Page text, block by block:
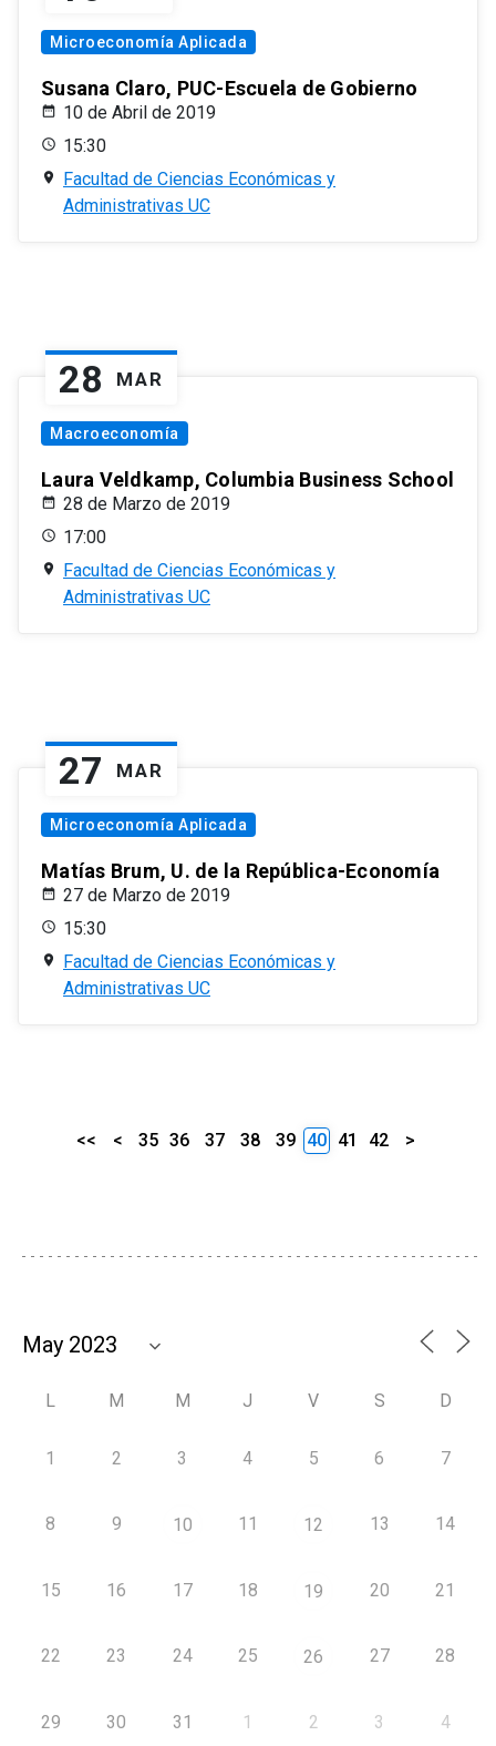
Microeconomía Aplicada
Susana Claro, PUC-Escuela de Gobierno
10 de Abril de 2019
15:30
Facultad de Ciencias Económicas y
Administrativas UC
28 MAR
Macroeconomía
Laura Veldkamp, Columbia Business School
28 de Marzo de 2019
17:00
Facultad de Ciencias Económicas y
Administrativas UC
27 MAR
Microeconomía Aplicada
Matías Brum, U. de la República-Economía
27 de Marzo de 2019
15:30
Facultad de Ciencias Económicas y
Administrativas UC
<< < 35 36 37 38 39 40 41 42 >
L M M J V S D
1 2 3 4 5 6 7
8 9 10 11 12 13 14
15 16 17 18 19 20 21
22 23 24 25 26 27 28
29 30 31 1 2 3 4